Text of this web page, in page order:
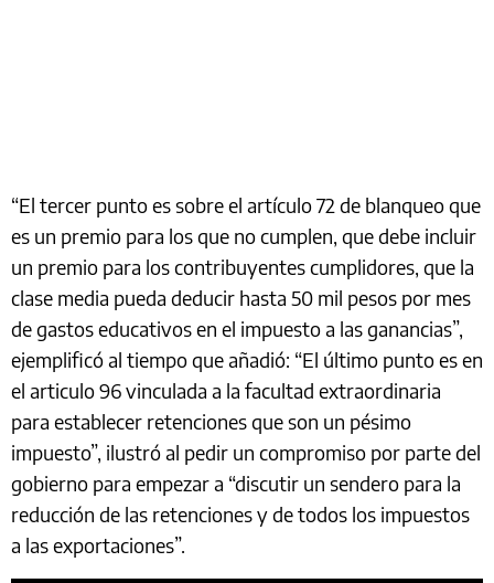
“El tercer punto es sobre el artículo 72 de blanqueo que
es un premio para los que no cumplen, que debe incluir
un premio para los contribuyentes cumplidores, que la
clase media pueda deducir hasta 50 mil pesos por mes
de gastos educativos en el impuesto a las ganancias”,
ejemplificó al tiempo que añadió: “El último punto es en
el articulo 96 vinculada a la facultad extraordinaria
para establecer retenciones que son un pésimo
impuesto”, ilustró al pedir un compromiso por parte del
gobierno para empezar a “discutir un sendero para la
reducción de las retenciones y de todos los impuestos
a las exportaciones”.